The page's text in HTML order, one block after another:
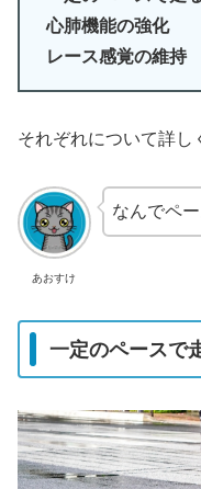
心肺機能の強化
レース感覚の維持
それぞれについて詳し
あおすけ
なんでペ
一定のペースで